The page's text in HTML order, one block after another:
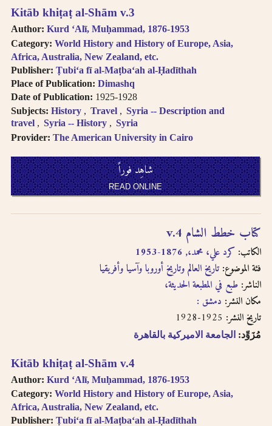
Try searching
names with or
without the definite
article “Al-“.
Diacritics on the
last letter of a word
are not included, i.e.
search for al-Kabir
not al-Kabiru.
Feminine
possessive suffix
appears as -
iyah and not as -
iyyah, i.e. search for
Hanafiyah.
Tāʼ Marbūṭah is
Kitāb khiṭaṭ al-Shām v.3
Author: Kurd ʻAlī, Muḥammad, 1876-1953
Category: World History and History of Europe, Asia,
Africa, Australia, New Zealand, etc.
Publisher: Ṭubiʻa fī al-Maṭbaʻah al-Ḥadīthah
Place of Publication: Dimashq
Date of Publication: 1925-1928
Subjects: History Travel
Syria -- Description and
travel
Syria -- History
Syria
Provider: The American University in Cairo
شاهِد فوراً
READ ONLINE
Kitāb khiṭaṭ al-Shām v.4
Author: Kurd ʻAlī, Muḥammad, 1876-1953
Category: World History and History of Europe, Asia,
Africa, Australia, New Zealand, etc.
Publisher: Ṭubiʻa fī al-Maṭbaʻah al-Ḥadīthah
كتاب خطط الشام v.4
الكاتب: كرد علي، محمد،, 1876-1953
فئة الموضوع: تاريخ العالم وتاريخ أوروبا وآسيا وأفريقيا
الناشر: طبع في المطبعة الحديثة،
مكان النشر: دمشق :
تاريخ النشر:
مُزَوِّد: الجامعة الاميركية بالقاهرة